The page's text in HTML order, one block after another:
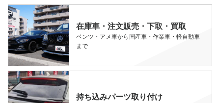
在庫車・注文販売・下取・買取
ベンツ・アメ車から国産車・作業車・軽自動車
まで
持ち込みパーツ取り付け